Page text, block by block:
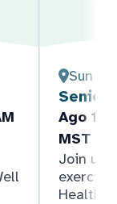
Sun
Senior
Ago 10
MST
Join us
Health